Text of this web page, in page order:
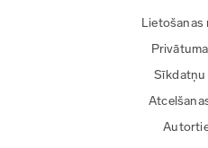
Lietošanas